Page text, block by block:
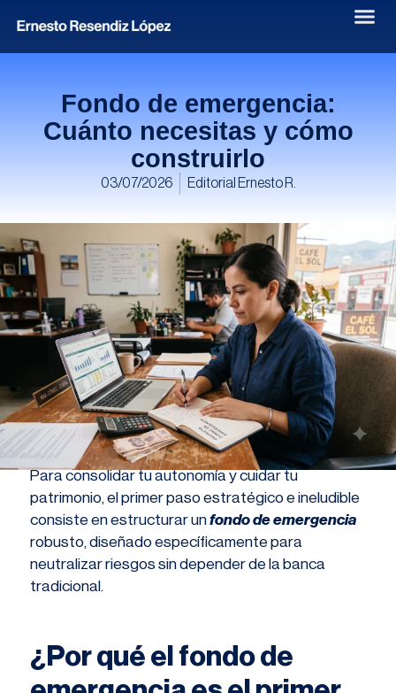
Fondo de emergencia:
Cuánto necesitas y cómo
construirlo
03/07/2026 Editorial Ernesto R.
Para consolidar tu autonomía y cuidar tu
patrimonio, el primer paso estratégico e ineludible
consiste en estructurar unfondo de emergencia
robusto, diseñado específicamente para
neutralizar riesgos sin depender de la banca
tradicional.
¿Por qué el fondo de